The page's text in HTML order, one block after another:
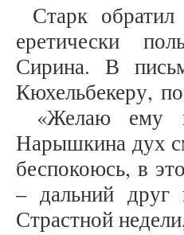
Старк
еретически
Сирина. В
Кюхельбекеру,
«Желаю ему
Нарышкина дух
беспокоюсь, в
– дальний друг
Страстной